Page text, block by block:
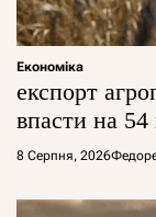
Економіка
експорт
впасти на
8 Серпня, 2026